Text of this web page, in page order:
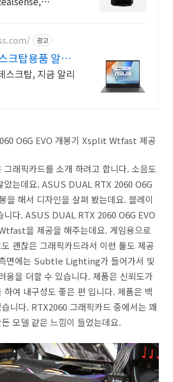
광고
크탑용품 알리
스크탑, 지금 알리
O6G EVO 개봉기 Xsplit Wtfast 제공
래픽카드를 소개 하려고 합니다. 소음도
았는데요. ASUS DUAL RTX 2060 O6G
을 해서 디자인을 살펴 봤는데요. 블레이
니다. ASUS DUAL RTX 2060 O6G EVO
을 제공을 해주는데요. 게임용으로
괜찮은 그래픽카드라서 이런 툴도 제공
면에는 Subtle Lighting가 들어가서 빛
움을 더할 수 있습니다. 제품은 신뢰도가
하여 내구성도 좋은 편 입니다. 제품은 백
니다. RTX2060 그래픽카드 중에서는 꽤
모델 같은 느낌이 들었는데요.